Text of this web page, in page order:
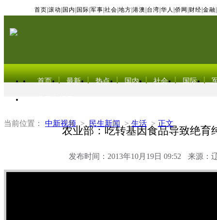
首页 滚动 国内 国际 军事 社会 地方 港澳 台湾 华人 侨网 财经 金融
首页 最新 热点 国内 社会 国际
当前位置： 中新视频 > 民生新闻 > 生活 > 正文
农业部：吃转基因食品导致绝育
发布时间：2013年10月19日 09:52 来源：